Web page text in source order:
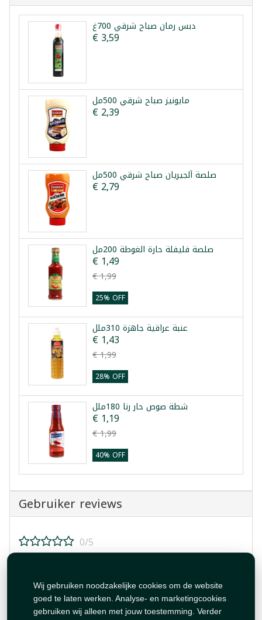
Wij gebruiken noodzakelijke cookies om de website
goed te laten werken. Analyse- en marketingcookies
gebruiken wij alleen met jouw toestemming. Verder
دبس رمان صباح شرقي 700غ
€ 3,59
مايونيز صباح شرقي 500مل
€ 2,39
صلصة ألجيريان صباح شرقي 500مل
€ 2,79
صلصة فليفلة حارة الغوطة 200مل
€ 1,49
€ 1,99
25% OFF
عنبة عراقية جاهزة 310ملل
€ 1,43
€ 1,99
28% OFF
شطة صوص حار رنا 180ملل
€ 1,19
€ 1,99
40% OFF
Gebruiker reviews
0/5